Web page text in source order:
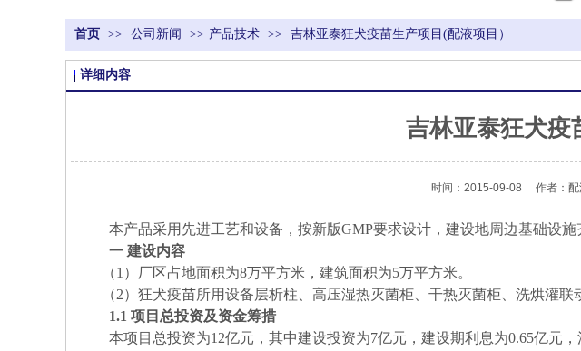
首页 >> 公司新闻 >> 产品技术 >> 吉林亚泰狂犬疫苗生产项目(配液项目）
详细内容
吉林亚泰狂犬疫
时间：2015-09-08 作者：
本产品采用先进工艺和设备，按新版GMP要求设计，建设地周边基础设
一 建设内容
（1）厂区占地面积为8万平方米，建筑面积为5万平方米。
（2）狂犬疫苗所用设备层析柱、高压湿热灭菌柜、干热灭菌柜、洗烘灌
1.1 项目总投资及资金筹措
本项目总投资为12亿元，其中建设投资为7亿元，建设期利息为0.65亿元，